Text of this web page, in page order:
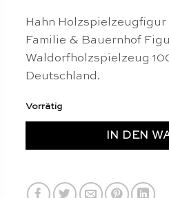
Hahn Holzspielzeugfigur
Familie & Bauernhof
Waldorfholzspielzeug
Deutschland.
Vorrätig
IN DEN